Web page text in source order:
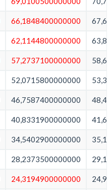
66,1848400000000
62,1144800000000
57,2737100000000
52,0715800000000
46,7587400000000
40,8331900000000
34,5402900000000
28,2373500000000
24,3194900000000